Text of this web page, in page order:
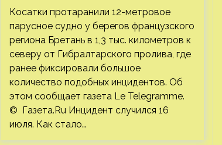
от Гибралтарского пролива
Косатки протаранили 12-метровое
парусное судно у берегов французского
региона Бретань в 1,3 тыс. километров к
северу от Гибралтарского пролива, где
ранее фиксировали большое
количество подобных инцидентов. Об
этом сообщает газета Le Telegramme.
© Газета.Ru Инцидент случился 16
июля. Как стало…